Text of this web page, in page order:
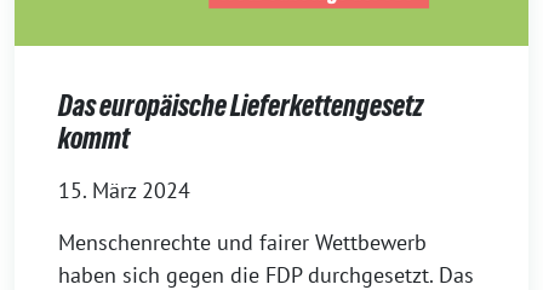
Das europäische Lieferkettengesetz
kommt
15. März 2024
Menschenrechte und fairer Wettbewerb
haben sich gegen die FDP durchgesetzt. Das